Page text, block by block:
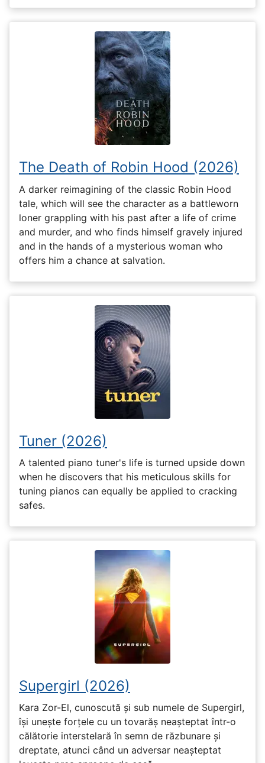
The Death of Robin Hood (2026)
A darker reimagining of the classic Robin Hood
tale, which will see the character as a battleworn
loner grappling with his past after a life of crime
and murder, and who finds himself gravely injured
and in the hands of a mysterious woman who
offers him a chance at salvation.
Tuner (2026)
A talented piano tuner's life is turned upside down
when he discovers that his meticulous skills for
tuning pianos can equally be applied to cracking
safes.
Supergirl (2026)
Kara Zor-El, cunoscută și sub numele de Supergirl,
își unește forțele cu un tovarăș neașteptat într-o
călătorie interstelară în semn de răzbunare și
dreptate, atunci când un adversar neașteptat